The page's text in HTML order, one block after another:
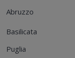
Abruzzo
Basilicata
Puglia